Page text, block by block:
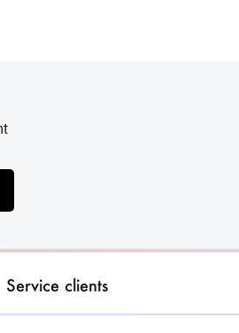
Service clients